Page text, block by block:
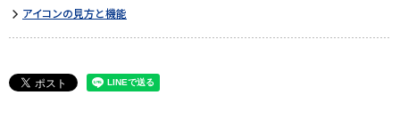
アイコンの見方と機能